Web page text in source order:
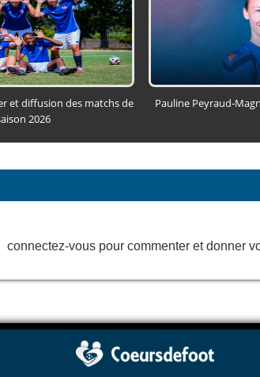
et diffusion des matchs de
2026
Pauline
connectez-vous pour commenter et donner